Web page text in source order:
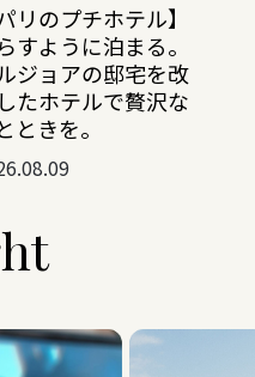
パリのプチホテル】
すように泊まる。
ジョアの邸宅を改
たホテルで贅沢な
ときを。